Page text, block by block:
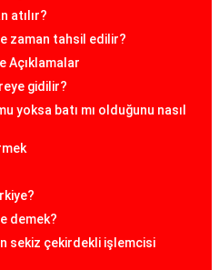
atılır?
zaman tahsil edilir?
Açıklamalar
gidilir?
yoksa batı mı olduğunu nasıl
demek?
sekiz çekirdekli işlemcisi